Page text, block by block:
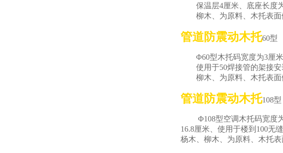
保温层4厘米、底座长度为
柳木、为原料、木托表面
管道防震动木托60型
Φ60型木托码宽度为3厘米
使用于50焊接管的架接安
柳木、为原料、木托表面
管道防震动木托108型
Φ108型空调木托码宽度为
16.8厘米、使用于楼到100无
杨木、柳木、为原料、木托